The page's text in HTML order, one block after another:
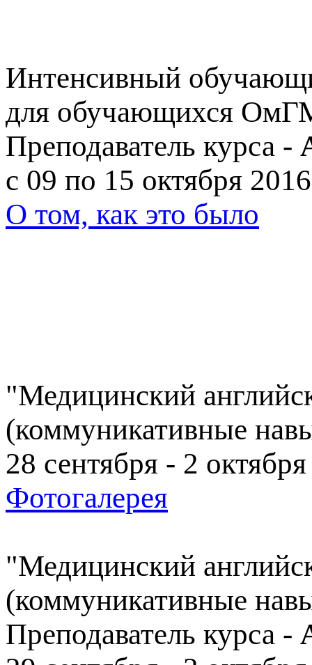
Интенсивный
для обучающихся
Преподаватель курса -
с 09 по 15 октября
О том, как это было
"Медицинский
(коммуникативные
28 сентября - 2
Фотогалерея
"Медицинский
(коммуникативные
Преподаватель курса -